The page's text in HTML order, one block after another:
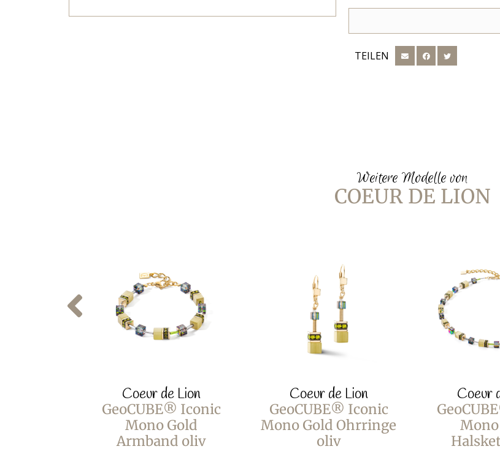
TEILEN
Weitere Modelle von
COEUR DE LION
Coeur de Lion
GeoCUBE® Iconic
Mono Gold
Armband oliv
Coeur de Lion
GeoCUBE® Iconic
Mono Gold Ohrringe
oliv
Coeur